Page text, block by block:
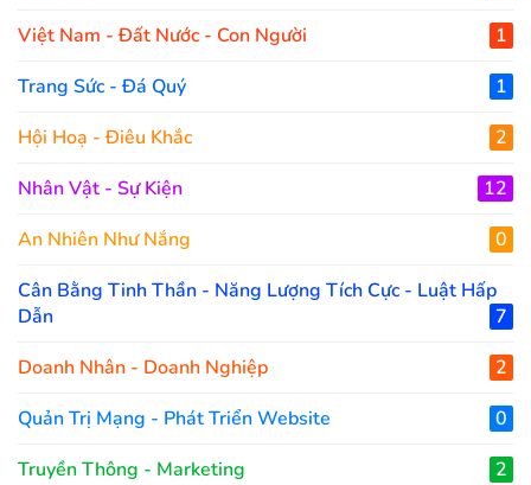
Việt Nam - Đất Nước - Con Người
1
Trang Sức - Đá Quý
1
Hội Hoạ - Điêu Khắc
2
Nhân Vật - Sự Kiện
12
An Nhiên Như Nắng
0
Cân Bằng Tinh Thần - Năng Lượng Tích Cực - Luật Hấp
Dẫn
7
Doanh Nhân - Doanh Nghiệp
2
Quản Trị Mạng - Phát Triển Website
0
Truyền Thông - Marketing
2